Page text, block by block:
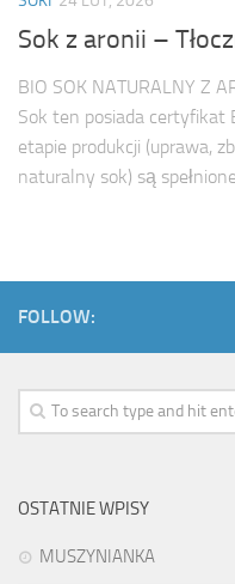
Sok z aronii –
BIO SOK NATURALNY Z
Sok ten posiada certyfikat
etapie produkcji (uprawa,
naturalny sok) są
FOLLOW:
OSTATNIE WPISY
MUSZYNIANKA